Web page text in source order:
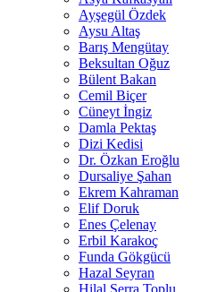
Ayşegül Özdek
Aysu Altaş
Barış Mengütay
Beksultan Oğuz
Bülent Bakan
Cemil Biçer
Cüneyt İngiz
Damla Pektaş
Dizi Kedisi
Dr. Özkan Eroğlu
Dursaliye Şahan
Ekrem Kahraman
Elif Doruk
Enes Çelenay
Erbil Karakoç
Funda Gökgücü
Hazal Seyran
Hilal Serra Toplu